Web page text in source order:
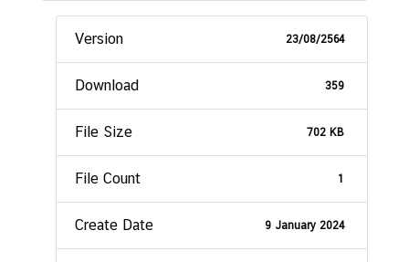
Version 23/08/2564
Download 359
File Size 702 KB
File Count 1
Create Date 9 January 2024